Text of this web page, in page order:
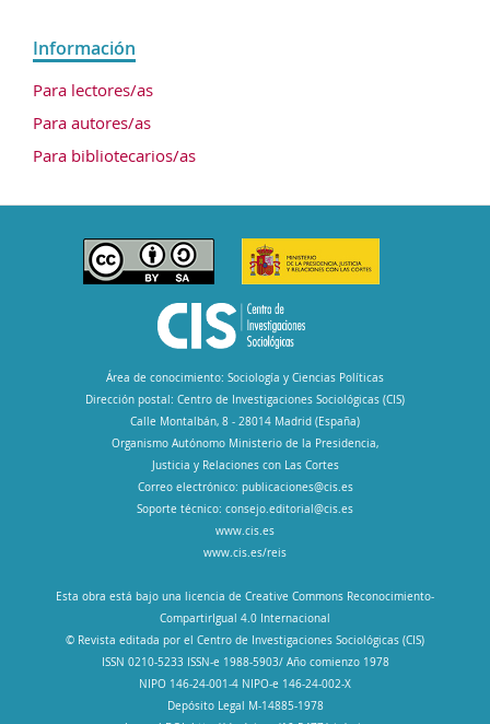
Información
Para lectores/as
Para autores/as
Para bibliotecarios/as
Área de conocimiento: Sociología y Ciencias Políticas
Dirección postal: Centro de Investigaciones Sociológicas (CIS)
Calle Montalbán, 8 - 28014 Madrid (España)
Organismo Autónomo Ministerio de la Presidencia,
Justicia y Relaciones con Las Cortes
Correo electrónico: publicaciones@cis.es
Soporte técnico: consejo.editorial@cis.es
www.cis.es
www.cis.es/reis
Esta obra está bajo una licencia de Creative Commons Reconocimiento-
CompartirIgual 4.0 Internacional
© Revista editada por el Centro de Investigaciones Sociológicas (CIS)
ISSN 0210-5233 ISSN-e 1988-5903/ Año comienzo 1978
NIPO 146-24-001-4 NIPO-e 146-24-002-X
Depósito Legal M-14885-1978